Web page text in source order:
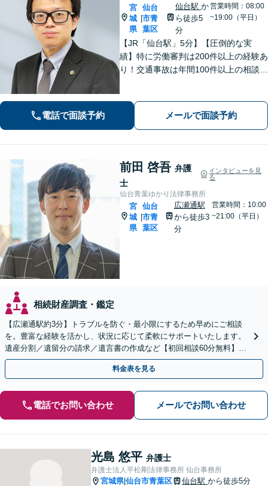
宮
城
県
|
仙台
市青
葉区
仙台駅 か
ら徒歩5
分
営業時間：08:00
~19:00（平日）
【JR「仙台駅」5分】【圧倒的な実
績】特に労働審判は200件以上の経験あ
り！交通事故は年間100件以上の相談対
士資格あり】【中小企業診断士資格あ
り】【東北大学法学研究科助教も経
電話で面談予約 メールで面談予約
前田 啓吾 弁護
士
インタビューを見
る
仙台青葉ゆかり法律事務所
宮
城
県
仙台
市青
葉区
広瀬通駅
から徒歩3
分
営業時間：10:00
~21:00（平日）
相続財産調査・鑑定
【広瀬通駅約3分】トラブルを防ぐ・最小限にするため早めにご相談
を。豊富な経験を活かし、状況に応じて柔軟にサポートいたします。
遺産分割／遺留分の請求／遺言書の作成など【初回相談60分無料】
【オンライン相談可能】
料金表を見る
電話でお問い合わせ メールでお問い合わせ
光島 悠平 弁護士
弁護士法人平松剛法律事務所 仙台事務所
宮城県|仙台市青葉区 仙台駅 から徒歩5分